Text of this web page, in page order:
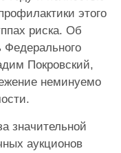
этого
риска. Об
Федерального
Покровский,
неминуемо
значительной
аукционов